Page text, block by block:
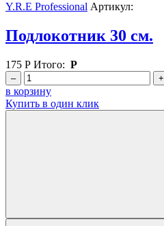
Y.R.E Professional Артикул:
Подлокотник 30 см.
175 Р Итого: Р
– +
в корзину
Купить в один клик